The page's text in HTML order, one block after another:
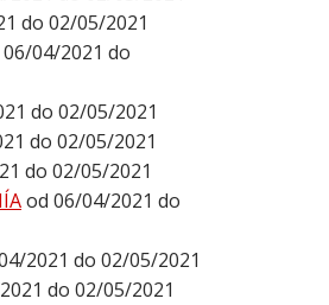
do 02/05/2021
04/2021 do
do 02/05/2021
do 02/05/2021
do 02/05/2021
od 06/04/2021 do
2021 do 02/05/2021
do 02/05/2021